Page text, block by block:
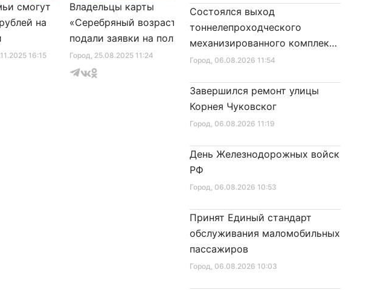
16:15
смогут
на
Город, 25.08.2025 11:24
Владельцы карты
«Серебряный возраст»
подали заявки на получение
сертификата для посещения
музеев
Город , 10.01.2026 16:46
Александр Беглов подписал
Закон «О внесении изменения
в Закон Санкт‑Петербурга
Город, 06.08.2026 11:54
Состоялся выход
тоннелепроходческого
механизированного комплекса
«Надежда» на поверхность
Город, 06.08.2026 11:19
Завершился ремонт улицы
Корнея Чуковског
Город, 06.08.2026 10:53
День Железнодорожных войск
РФ
Город, 06.08.2026 10:03
Принят Единый стандарт
обслуживания маломобильных
пассажиров